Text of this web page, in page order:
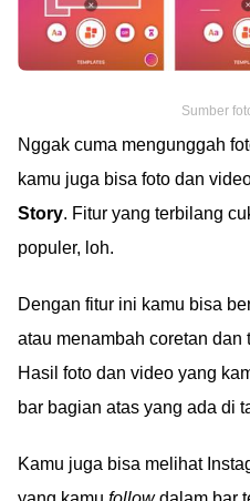
Sumber
Nggak cuma mengunggah
kamu juga bisa foto dan
Story. Fitur yang terbilang
populer, loh.
Dengan fitur ini kamu bisa
atau menambah coretan
Hasil foto dan video yang
bar bagian atas yang ada di
Kamu juga bisa melihat